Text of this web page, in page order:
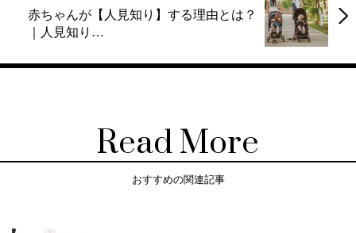
赤ちゃんが【人見知り】する理由とは？
｜人見知り…
Read More
おすすめの関連記事